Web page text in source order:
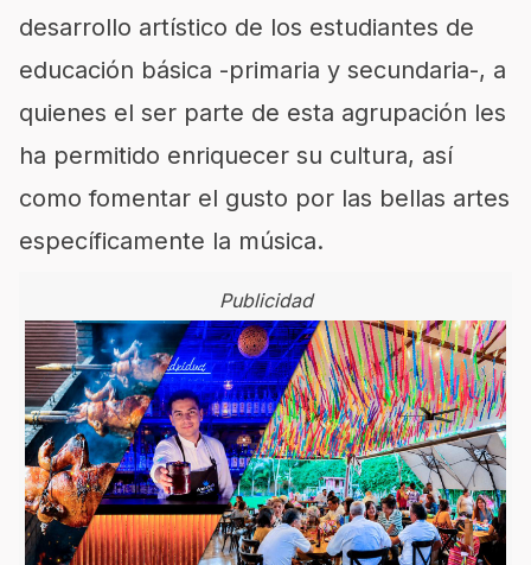
desarrollo artístico de los estudiantes de
educación básica -primaria y secundaria-, a
quienes el ser parte de esta agrupación les
ha permitido enriquecer su cultura, así
como fomentar el gusto por las bellas artes
específicamente la música.
Publicidad